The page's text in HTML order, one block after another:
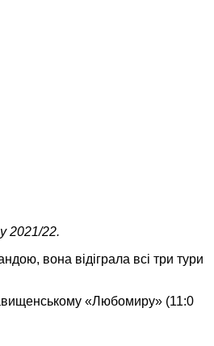
2021/22.
вона відіграла всі три тури
«Любомиру» (11:0